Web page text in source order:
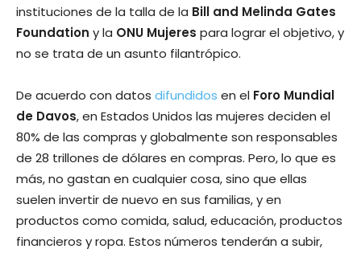
instituciones de la talla de la Bill and Melinda Gates
Foundation y la ONU Mujeres para lograr el objetivo, y
no se trata de un asunto filantrópico.
De acuerdo con datos difundidos en el Foro Mundial
de Davos, en Estados Unidos las mujeres deciden el
80% de las compras y globalmente son responsables
de 28 trillones de dólares en compras. Pero, lo que es
más, no gastan en cualquier cosa, sino que ellas
suelen invertir de nuevo en sus familias, y en
productos como comida, salud, educación, productos
financieros y ropa. Estos números tenderán a subir,